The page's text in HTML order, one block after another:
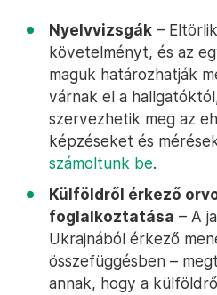
Nyelvvizsgák –
követelményt, és az
maguk határozhatják
várnak el a
szervezhetik meg az
képzéseket és
számoltunk be.
Külföldről érkező
foglalkoztatása – A
Ukrajnából érkező
összefüggésben –
annak, hogy a